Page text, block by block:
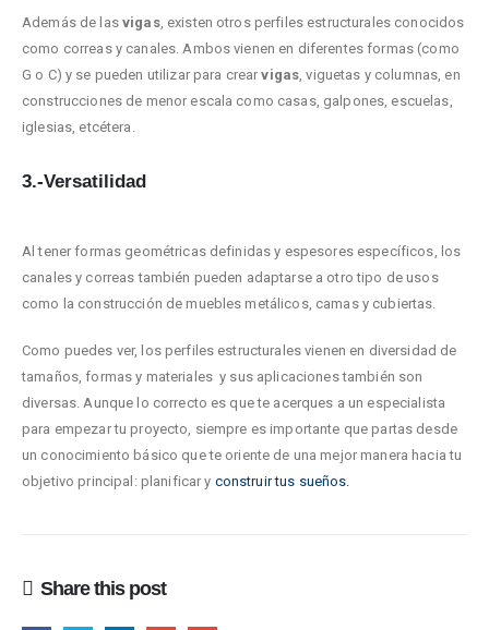
Además de las vigas, existen otros perfiles estructurales conocidos
como correas y canales. Ambos vienen en diferentes formas (como
G o C) y se pueden utilizar para crearvigas , viguetas y columnas, en
construcciones de menor escala como casas, galpones, escuelas,
iglesias, etcétera.
3.-Versatilidad
Al tener formas geométricas definidas y espesores específicos, los
canales y correas también pueden adaptarse a otro tipo de usos
como la construcción de muebles metálicos, camas y cubiertas.
Como puedes ver, los perfiles estructurales vienen en diversidad de
tamaños, formas y materiales y sus aplicaciones también son
diversas. Aunque lo correcto es que te acerques a un especialista
para empezar tu proyecto, siempre es importante que partas desde
un conocimiento básico que te oriente de una mejor manera hacia tu
objetivo principal: planificar y construir tus sueños.
Share this post